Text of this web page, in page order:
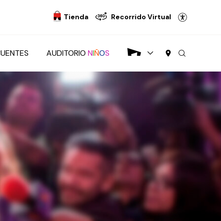
AUDITORIO NIÑOS
Tienda Recorrido Virtual